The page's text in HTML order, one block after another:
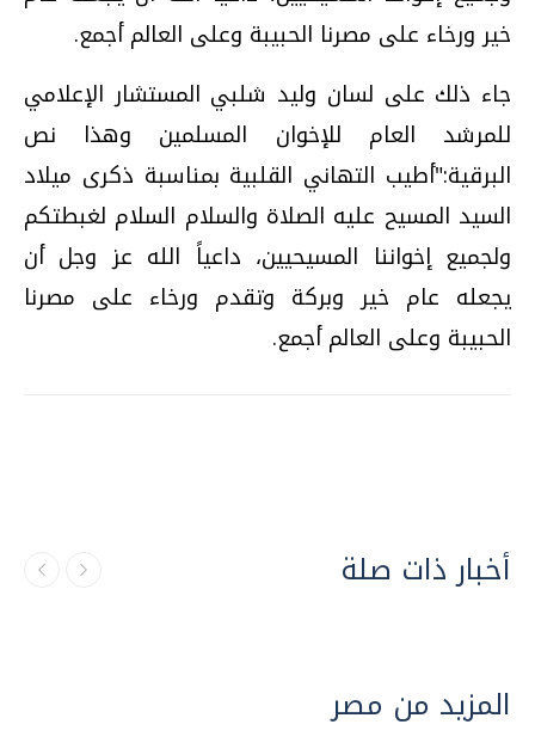
خير ورخاء على مصرنا الحبيبة وعلى العالم أجمع.
جاء ذلك على لسان وليد شلبي المستشار الإعلامي
للمرشد العام للإخوان المسلمين وهذا نص
البرقية:"أطيب التهاني القلبية بمناسبة ذكرى ميلاد
السيد المسيح عليه الصلاة والسلام السلام لغبطتكم
ولجميع إخواننا المسيحيين، داعياً الله عز وجل أن
يجعله عام خير وبركة وتقدم ورخاء على مصرنا
الحبيبة وعلى العالم أجمع.
أخبار ذات صلة
المزيد من مصر